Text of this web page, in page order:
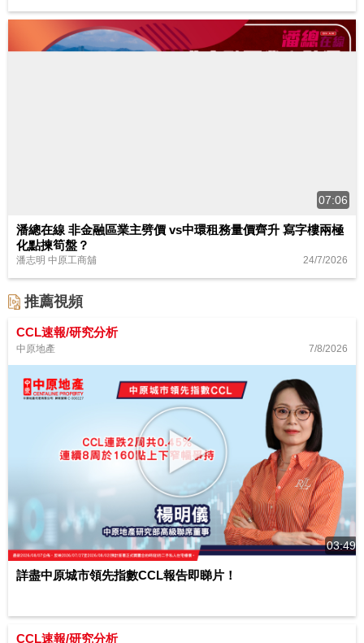
07:06
潘總在線 非金融區業主劈價 vs中環租務量價齊升 寫字樓兩極
化點揀筍盤？
潘志明 中原工商舖 24/7/2026
推薦視頻
CCL速報/研究分析
中原地產 7/8/2026
03:49
詳盡中原城市領先指數CCL報告即睇片！
CCL速報/研究分析